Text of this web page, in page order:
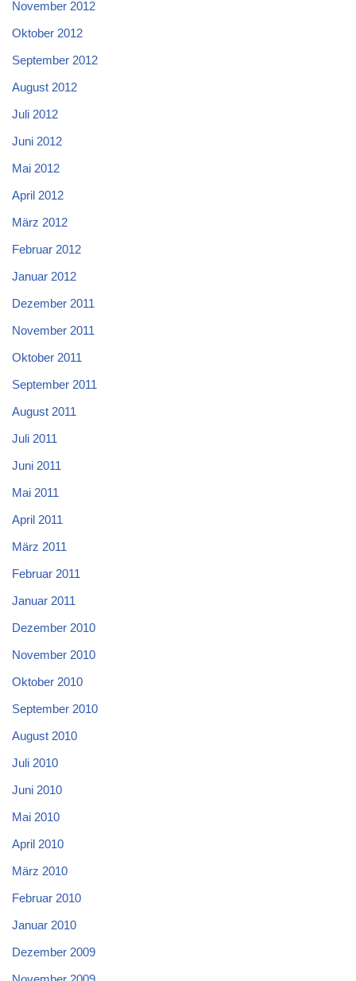
November 2012
Oktober 2012
September 2012
August 2012
Juli 2012
Juni 2012
Mai 2012
April 2012
März 2012
Februar 2012
Januar 2012
Dezember 2011
November 2011
Oktober 2011
September 2011
August 2011
Juli 2011
Juni 2011
Mai 2011
April 2011
März 2011
Februar 2011
Januar 2011
Dezember 2010
November 2010
Oktober 2010
September 2010
August 2010
Juli 2010
Juni 2010
Mai 2010
April 2010
März 2010
Februar 2010
Januar 2010
Dezember 2009